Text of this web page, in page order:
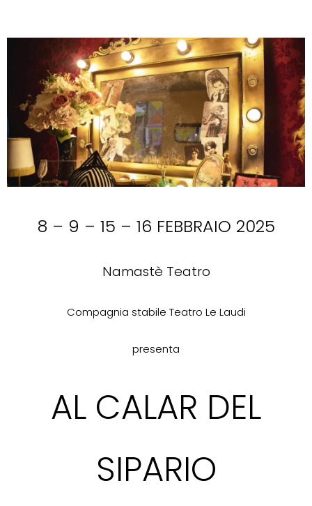
8 – 9 – 15 – 16 FEBBRAIO 2025
Namastè Teatro
Compagnia stabile Teatro Le Laudi
presenta
AL CALAR DEL
SIPARIO